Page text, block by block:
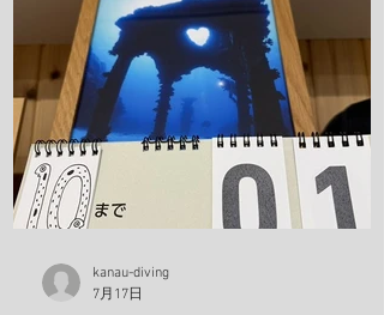
オリエビ、モズクショイ、クダゴンベ、
クチナシイロウミウシ、オルトマンワラ
エビ、サンゴモエビ、クマノミ、コダマ
タツ、ヨコシマエビ 報告者：一心 朝一番
にすることと言えばやっぱり日焼け止
め！ しっかり顔に塗っていきます。 ママ
も日焼け止め対策ばっちり！ これちゃん
と前見えてるそうです(笑) 一日目！ 写
ボノハゼペア！ ウスハオウギガニ、甲羅
の腺がカッコいい！ ホヤカクレエビ タテ
kanau-diving
7月17日